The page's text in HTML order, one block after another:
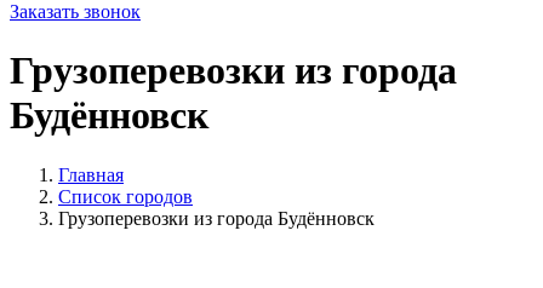
Заказать звонок
Грузоперевозки из города
Будённовск
Главная
Список городов
Грузоперевозки из города Будённовск